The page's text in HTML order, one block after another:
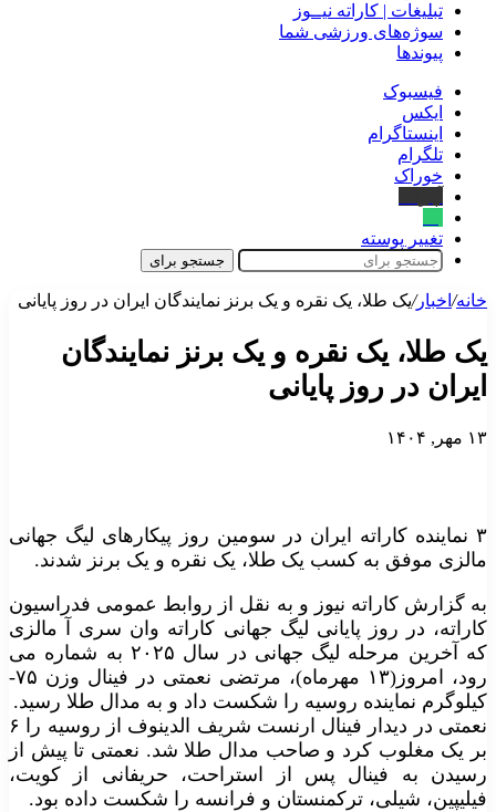
تبلیغات | کاراته نیــوز
سوژه‌های ورزشی شما
پیوندها
فیسبوک
ایکس
اینستاگرام
تلگرام
خوراک
تغییر پوسته
جستجو برای
خانه/ اخبار/یک طلا، یک نقره و یک برنز نمایندگان ایران در روز پایانی
یک طلا، یک نقره و یک برنز نمایندگان
ایران در روز پایانی
۱۳ مهر, ۱۴۰۴
۳ نماینده کاراته ایران در سومین روز پیکارهای لیگ جهانی
مالزی موفق به کسب یک طلا، یک نقره و یک برنز شدند.
به گزارش کاراته نیوز و به نقل از روابط عمومی فدراسیون
کاراته، در روز پایانی لیگ جهانی کاراته وان سری آ مالزی
که آخرین مرحله لیگ جهانی در سال ۲۰۲۵ به شماره می
رود، امروز(۱۳ مهرماه)، مرتضی نعمتی در فینال وزن ۷۵-
کیلوگرم نماینده روسیه را شکست داد و به مدال طلا رسید.
نعمتی در دیدار فینال ارنست شریف الدینوف از روسیه را ۶
بر یک مغلوب کرد و صاحب مدال طلا شد. نعمتی تا پیش از
رسیدن به فینال پس از استراحت، حریفانی از کویت،
فیلیپین، شیلی، ترکمنستان و فرانسه را شکست داده بود.